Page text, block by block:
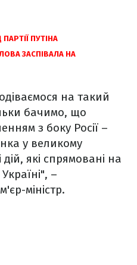
ПУТІНА
ЗАСПІВАЛА НА
на такий
бачимо, що
з боку Росії –
у великому
які спрямовані на
–
міністр.